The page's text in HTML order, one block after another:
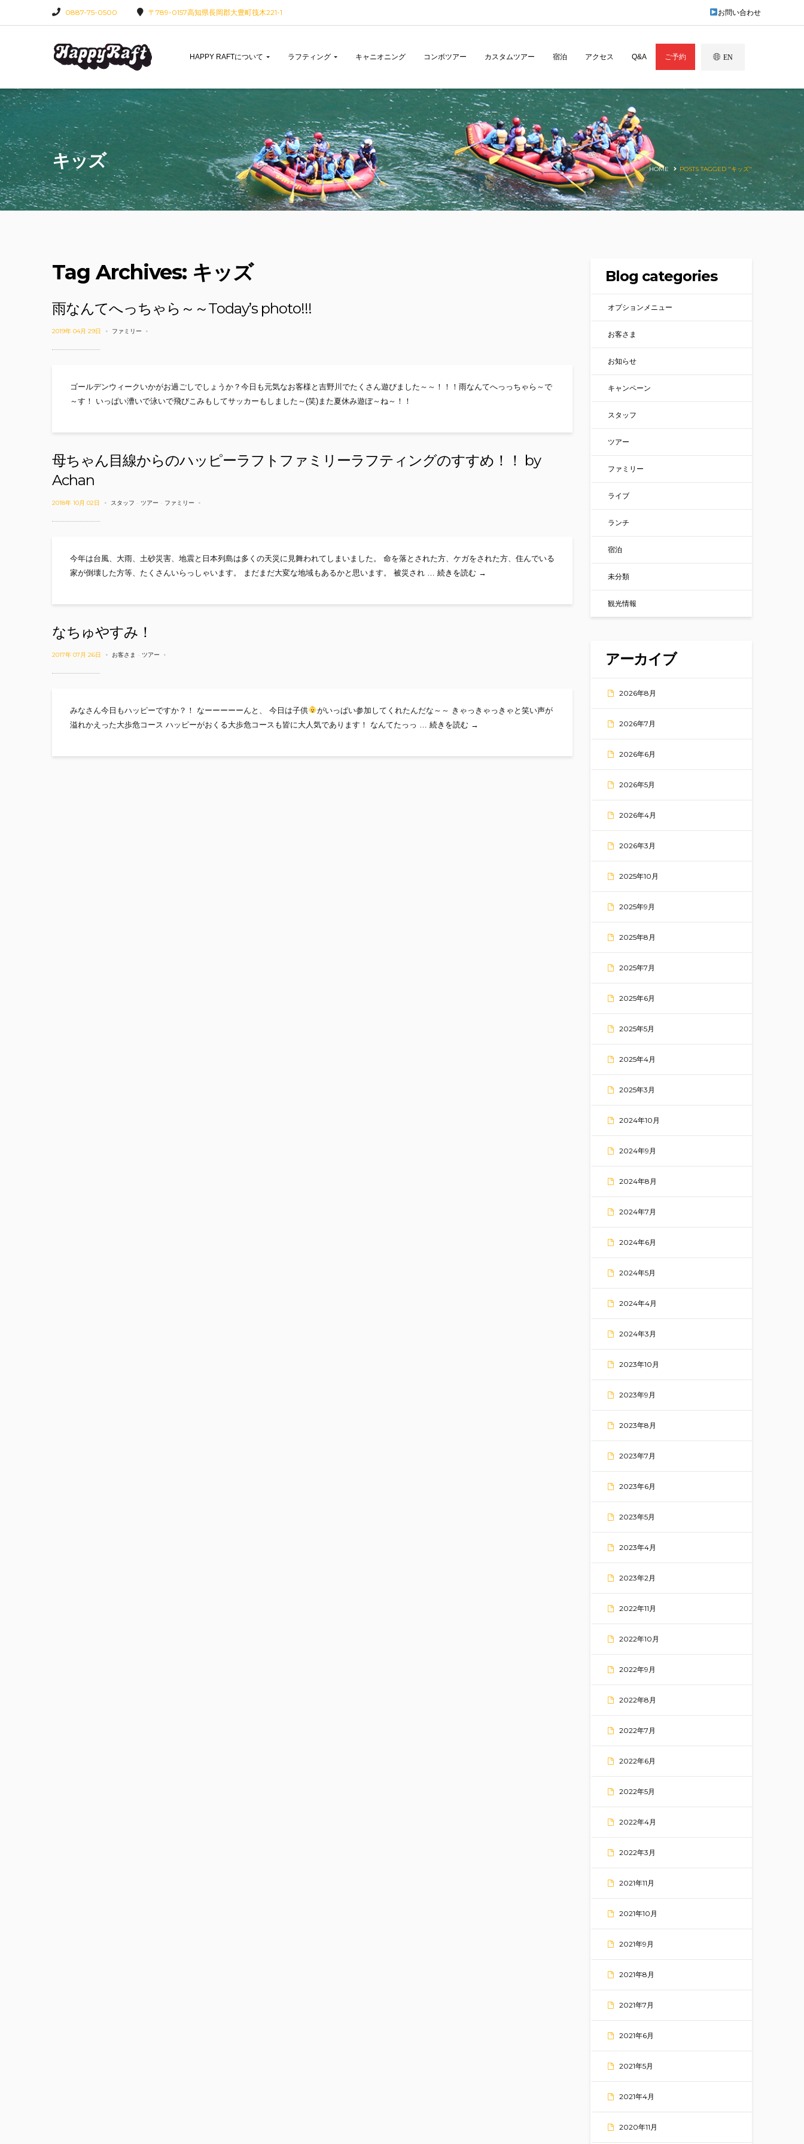
0887-75-0500 〒789-0157高知県長岡郡大豊町筏木221-1 お問い合わせ
HAPPY RAFTについて ラフティング キャニオニング コンボツアー カスタムツアー 宿泊 アクセス Q&A ご予約 EN
キッズ HOME POSTS TAGGED "キッズ"
Blog categories
オプションメニュー
お客さま
お知らせ
キャンペーン
スタッフ
ツアー
ファミリー
ライブ
ランチ
宿泊
未分類
観光情報
アーカイブ
2026年8月
2026年7月
2026年6月
2026年5月
2026年4月
2026年3月
2025年10月
2025年9月
2025年8月
2025年7月
2025年6月
2025年5月
2025年4月
2025年3月
2024年10月
2024年9月
2024年8月
2024年7月
2024年6月
2024年5月
2024年4月
2024年3月
2023年10月
2023年9月
2023年8月
2023年7月
2023年6月
2023年5月
2023年4月
2023年2月
2022年11月
2022年10月
2022年9月
2022年8月
2022年7月
2022年6月
2022年5月
2022年4月
2022年3月
2021年11月
2021年10月
2021年9月
2021年8月
2021年7月
2021年6月
2021年5月
2021年4月
2020年11月
Tag Archives: キッズ
雨なんてへっちゃら～～Today’s photo!!!
2019年 04月 29日 ファミリー
ゴールデンウィークいかがお過ごしでしょうか？今日も元気なお客様と吉野川でたくさん遊びました～～！！！雨なんてへっっちゃら～で
～す！ いっぱい漕いで泳いで飛びこみもしてサッカーもしました～(笑)また夏休み遊ぼ～ね～！！
母ちゃん目線からのハッピーラフトファミリーラフティングのすすめ！！ by
Achan
2018年 10月 02日 スタッフ - ツアー - ファミリー
今年は台風、大雨、土砂災害、地震と日本列島は多くの天災に見舞われてしまいました。 命を落とされた方、ケガをされた方、住んでいる
家が倒壊した方等、たくさんいらっしゃいます。 まだまだ大変な地域もあるかと思います。 被災され … 続きを読む 母ちゃん目線からのハッピーラフトファミリーラフティングのすすめ！！ by Achan
→
なちゅやすみ！
2017年 07月 26日 お客さま - ツアー
みなさん今日もハッピーですか？！ なーーーーーんと、 今日は子供
がいっぱい参加してくれたんだな～～ きゃっきゃっきゃと笑い声が
溢れかえった大歩危コース ハッピーがおくる大歩危コースも皆に大人気であります！ なんてたっっ … 続きを読む なちゅやすみ！
→